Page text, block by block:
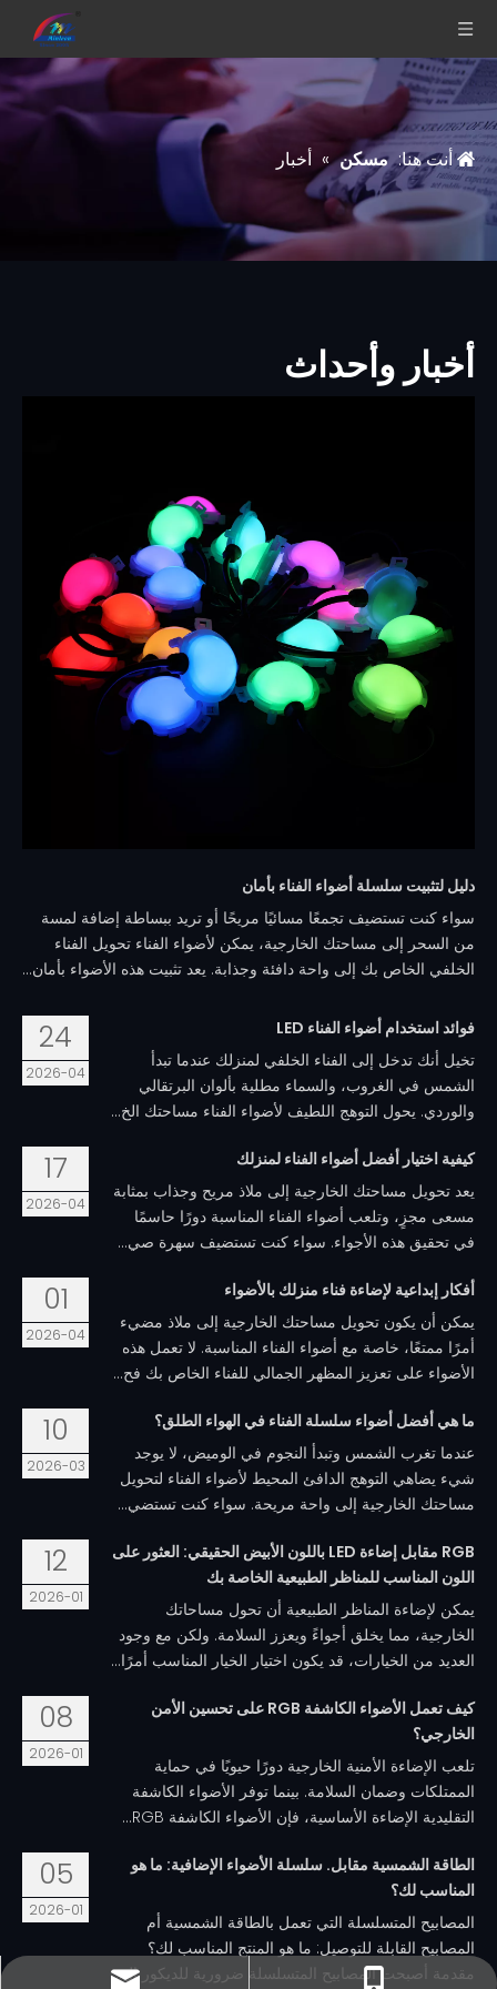
أنت هنا: مسكن » أخبار
أخبار وأحداث
دليل لتثبيت سلسلة أضواء الفناء بأمان
سواء كنت تستضيف تجمعًا مسائيًا مريحًا أو تريد ببساطة إضافة لمسة
من السحر إلى مساحتك الخارجية، يمكن لأضواء الفناء تحويل الفناء
الخلفي الخاص بك إلى واحة دافئة وجذابة. يعد تثبيت هذه الأضواء بأمان...
24
2026-04
فوائد استخدام أضواء الفناء LED
تخيل أنك تدخل إلى الفناء الخلفي لمنزلك عندما تبدأ
الشمس في الغروب، والسماء مطلية بألوان البرتقالي
والوردي. يحول التوهج اللطيف لأضواء الفناء مساحتك الخ...
17
2026-04
كيفية اختيار أفضل أضواء الفناء لمنزلك
يعد تحويل مساحتك الخارجية إلى ملاذ مريح وجذاب بمثابة
مسعى مجزٍ، وتلعب أضواء الفناء المناسبة دورًا حاسمًا
في تحقيق هذه الأجواء. سواء كنت تستضيف سهرة صي...
01
2026-04
أفكار إبداعية لإضاءة فناء منزلك بالأضواء
يمكن أن يكون تحويل مساحتك الخارجية إلى ملاذ مضيء
أمرًا ممتعًا، خاصة مع أضواء الفناء المناسبة. لا تعمل هذه
الأضواء على تعزيز المظهر الجمالي للفناء الخاص بك فح...
10
2026-03
ما هي أفضل أضواء سلسلة الفناء في الهواء الطلق؟
عندما تغرب الشمس وتبدأ النجوم في الوميض، لا يوجد
شيء يضاهي التوهج الدافئ المحيط لأضواء الفناء لتحويل
مساحتك الخارجية إلى واحة مريحة. سواء كنت تستضي...
12
2026-01
RGB مقابل إضاءة LED باللون الأبيض الحقيقي: العثور على
اللون المناسب للمناظر الطبيعية الخاصة بك
يمكن لإضاءة المناظر الطبيعية أن تحول مساحاتك
الخارجية، مما يخلق أجواءً ويعزز السلامة. ولكن مع وجود
العديد من الخيارات، قد يكون اختيار الخيار المناسب أمرًا...
08
2026-01
كيف تعمل الأضواء الكاشفة RGB على تحسين الأمن
الخارجي؟
تلعب الإضاءة الأمنية الخارجية دورًا حيويًا في حماية
الممتلكات وضمان السلامة. بينما توفر الأضواء الكاشفة
التقليدية الإضاءة الأساسية، فإن الأضواء الكاشفة RGB...
05
2026-01
الطاقة الشمسية مقابل. سلسلة الأضواء الإضافية: ما هو
المناسب لك؟
المصابيح المتسلسلة التي تعمل بالطاقة الشمسية أم
المصابيح القابلة للتوصيل: ما هو المنتج المناسب لك؟
مقدمة أصبحت المصابيح المتسلسلة ضرورية للديكور ال...
+86 - 13794876868
sales@minleon.com
+ 86- 137-9487-6868
sales@minleon.com